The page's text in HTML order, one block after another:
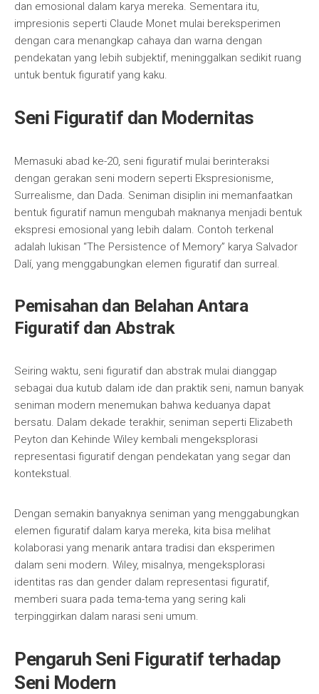
dan emosional dalam karya mereka. Sementara itu,
impresionis seperti Claude Monet mulai bereksperimen
dengan cara menangkap cahaya dan warna dengan
pendekatan yang lebih subjektif, meninggalkan sedikit ruang
untuk bentuk figuratif yang kaku.
Seni Figuratif dan Modernitas
Memasuki abad ke-20, seni figuratif mulai berinteraksi
dengan gerakan seni modern seperti Ekspresionisme,
Surrealisme, dan Dada. Seniman disiplin ini memanfaatkan
bentuk figuratif namun mengubah maknanya menjadi bentuk
ekspresi emosional yang lebih dalam. Contoh terkenal
adalah lukisan “The Persistence of Memory” karya Salvador
Dalí, yang menggabungkan elemen figuratif dan surreal.
Pemisahan dan Belahan Antara
Figuratif dan Abstrak
Seiring waktu, seni figuratif dan abstrak mulai dianggap
sebagai dua kutub dalam ide dan praktik seni, namun banyak
seniman modern menemukan bahwa keduanya dapat
bersatu. Dalam dekade terakhir, seniman seperti Elizabeth
Peyton dan Kehinde Wiley kembali mengeksplorasi
representasi figuratif dengan pendekatan yang segar dan
kontekstual.
Dengan semakin banyaknya seniman yang menggabungkan
elemen figuratif dalam karya mereka, kita bisa melihat
kolaborasi yang menarik antara tradisi dan eksperimen
dalam seni modern. Wiley, misalnya, mengeksplorasi
identitas ras dan gender dalam representasi figuratif,
memberi suara pada tema-tema yang sering kali
terpinggirkan dalam narasi seni umum.
Pengaruh Seni Figuratif terhadap
Seni Modern